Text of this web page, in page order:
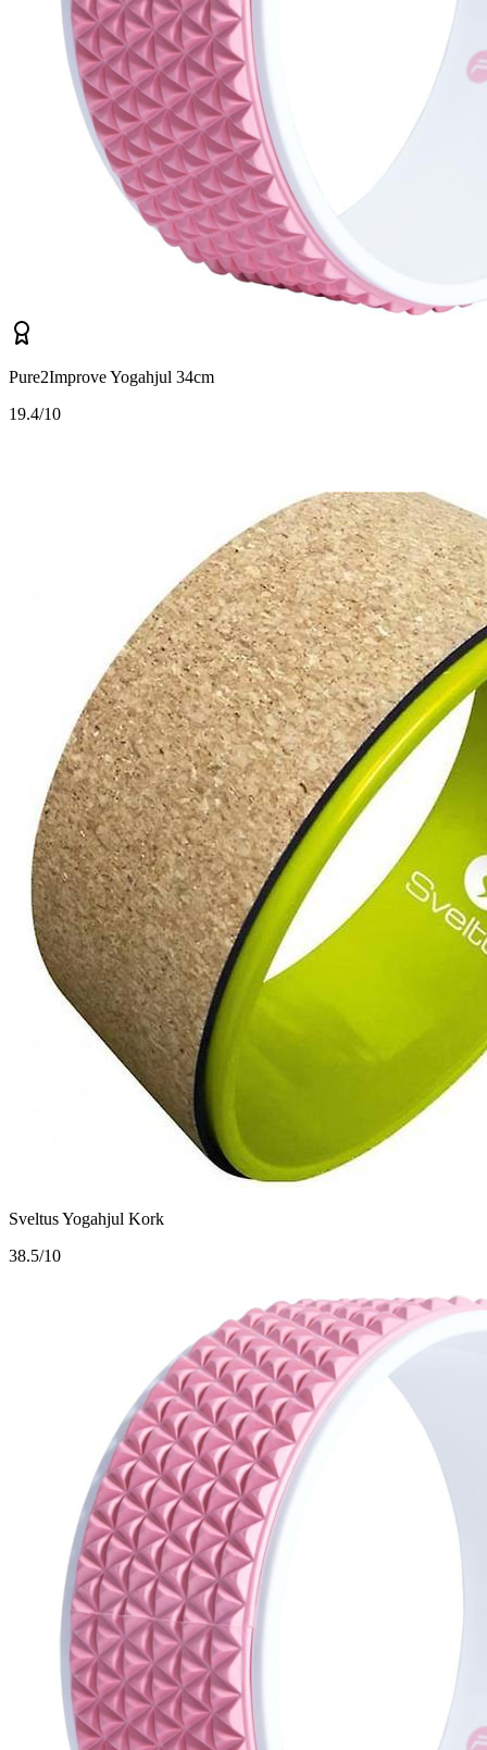
Pure2Improve Yogahjul 34cm
19.4/10
Sveltus Yogahjul Kork
38.5/10